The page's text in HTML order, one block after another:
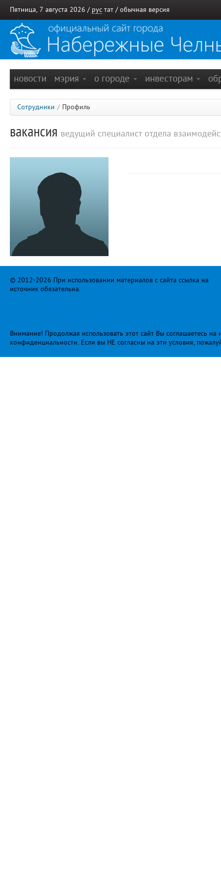
Пятница, 7 августа 2026 / рус тат / обычная версия
новости мэрия о городе инвесторам
Сотрудники / Профиль
вакансия ведущий специалист отдела
© 2012-2026 При использовании материалов с сайта ссылка на
источник обязательна.
Внимание! Продолжая использовать этот сайт Вы соглашаетесь
конфиденциальности. Если вы НЕ согласны на эти условия,